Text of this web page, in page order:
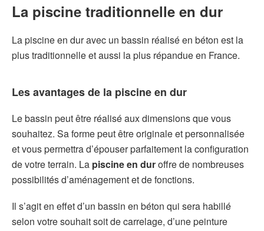
La piscine traditionnelle en dur
La piscine en dur avec un bassin réalisé en béton est la
plus traditionnelle et aussi la plus répandue en France.
Les avantages de la piscine en dur
Le bassin peut être réalisé aux dimensions que vous
souhaitez. Sa forme peut être originale et personnalisée
et vous permettra d’épouser parfaitement la configuration
de votre terrain. La piscine en duroffre de nombreuses
possibilités d’aménagement et de fonctions.
Il s’agit en effet d’un bassin en béton qui sera habillé
selon votre souhait soit de carrelage, d’une peinture